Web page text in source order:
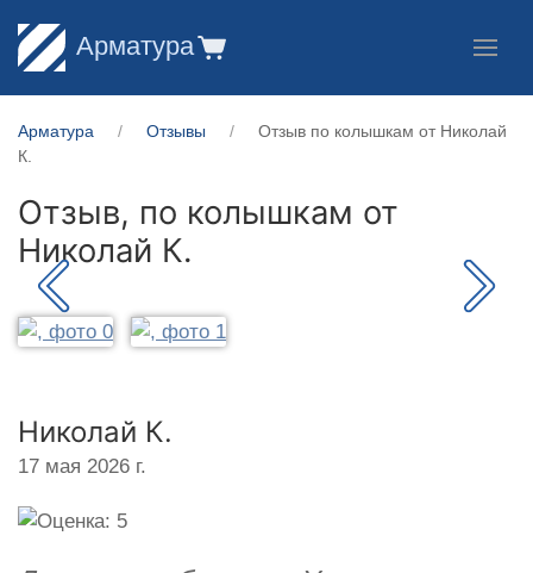
Арматура
Арматура Отзывы
Отзыв по колышкам от Николай
К.
Отзыв, по колышкам от
Николай К.
Николай К.
17 мая 2026 г.